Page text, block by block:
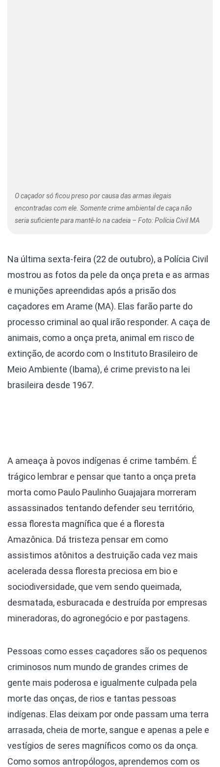
O caçador só ficou preso por causa das armas ilegais
encontradas com ele. Somente crime ambiental de caça não
seria suficiente para mantê-lo na cadeia – Foto: Polícia Civil MA
Na última sexta-feira (22 de outubro), a Polícia Civil
mostrou as fotos da pele da onça preta e as armas
e munições apreendidas após a prisão dos
caçadores em Arame (MA). Elas farão parte do
processo criminal ao qual irão responder. A caça de
animais, como a onça preta, animal em risco de
extinção, de acordo com o Instituto Brasileiro de
Meio Ambiente (Ibama), é crime previsto na lei
brasileira desde 1967.
A ameaça à povos indígenas é crime também. É
trágico lembrar e pensar que tanto a onça preta
morta como Paulo Paulinho Guajajara morreram
assassinados tentando defender seu território,
essa floresta magnífica que é a floresta
Amazônica. Dá tristeza pensar em como
assistimos atônitos a destruição cada vez mais
acelerada dessa floresta preciosa em bio e
sociodiversidade, que vem sendo queimada,
desmatada, esburacada e destruída por empresas
mineradoras, do agronegócio e por pastagens.
Pessoas como esses caçadores são os pequenos
criminosos num mundo de grandes crimes de
gente mais poderosa e igualmente culpada pela
morte das onças, de rios e tantas pessoas
indígenas. Elas deixam por onde passam uma terra
arrasada, cheia de morte, sangue e apenas a pele e
vestígios de seres magníficos como os da onça.
Como somos antropólogos, aprendemos com os